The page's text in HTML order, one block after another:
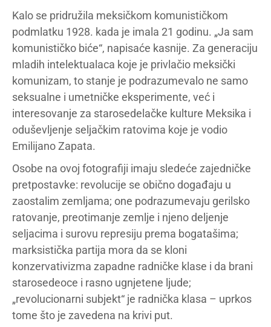
Kalo se pridružila meksičkom komunističkom
podmlatku 1928. kada je imala 21 godinu. „Ja sam
komunističko biće“, napisaće kasnije. Za generaciju
mladih intelektualaca koje je privlačio meksički
komunizam, to stanje je podrazumevalo ne samo
seksualne i umetničke eksperimente, već i
interesovanje za starosedelačke kulture Meksika i
oduševljenje seljačkim ratovima koje je vodio
Emilijano Zapata.
Osobe na ovoj fotografiji imaju sledeće zajedničke
pretpostavke: revolucije se obično događaju u
zaostalim zemljama; one podrazumevaju gerilsko
ratovanje, preotimanje zemlje i njeno deljenje
seljacima i surovu represiju prema bogatašima;
marksistička partija mora da se kloni
konzervativizma zapadne radničke klase i da brani
starosedeoce i rasno ugnjetene ljude;
„revolucionarni subjekt“ je radnička klasa – uprkos
tome što je zavedena na krivi put.